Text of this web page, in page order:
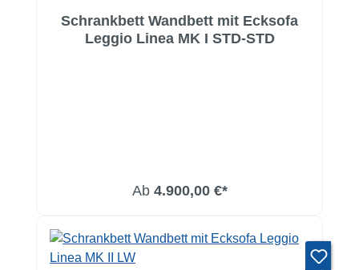
Schrankbett Wandbett mit Ecksofa
Leggio Linea MK I STD-STD
Ab 4.900,00 €*